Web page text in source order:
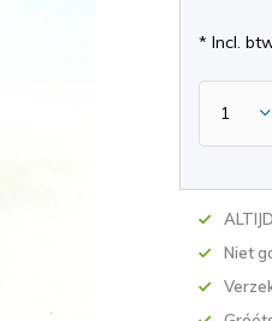
* Incl.
Niet